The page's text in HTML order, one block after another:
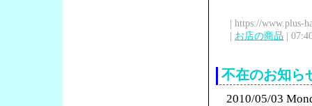
| https://www.plus-
| お店の商品 |
不在のお知ら
2010/05/03